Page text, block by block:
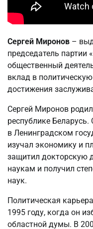
Сергей Миронов –
председатель партии
общественный
вклад в
достижения
Сергей Миронов
республике
в Ленинградском
изучал экономику и
защитил докторскую
наукам и получил
наук.
Политическая
1995 году, когда он
областной думы. В